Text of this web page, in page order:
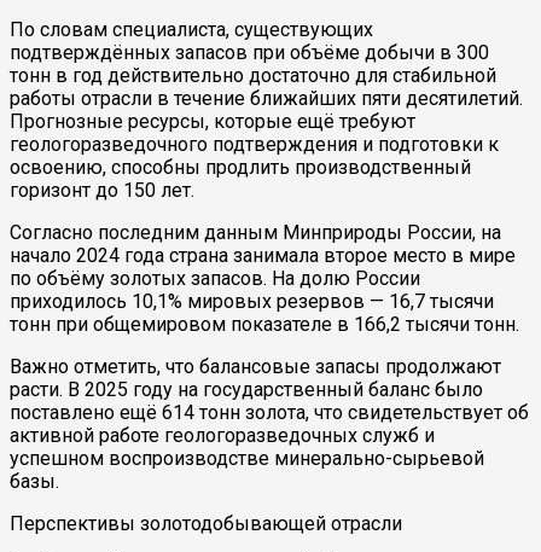
По словам специалиста, существующих
подтверждённых запасов при объёме добычи в 300
тонн в год действительно достаточно для стабильной
работы отрасли в течение ближайших пяти десятилетий.
Прогнозные ресурсы, которые ещё требуют
геологоразведочного подтверждения и подготовки к
освоению, способны продлить производственный
горизонт до 150 лет.
Согласно последним данным Минприроды России, на
начало 2024 года страна занимала второе место в мире
по объёму золотых запасов. На долю России
приходилось 10,1% мировых резервов — 16,7 тысячи
тонн при общемировом показателе в 166,2 тысячи тонн.
Важно отметить, что балансовые запасы продолжают
расти. В 2025 году на государственный баланс было
поставлено ещё 614 тонн золота, что свидетельствует об
активной работе геологоразведочных служб и
успешном воспроизводстве минерально-сырьевой
базы.
Перспективы золотодобывающей отрасли